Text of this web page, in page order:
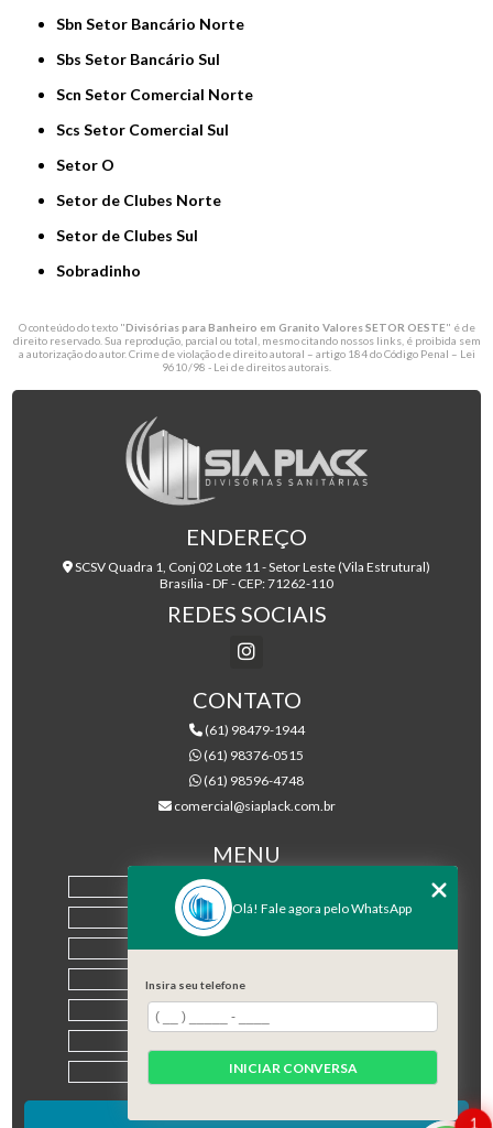
Sbn Setor Bancário Norte
Sbs Setor Bancário Sul
Scn Setor Comercial Norte
Scs Setor Comercial Sul
Setor O
Setor de Clubes Norte
Setor de Clubes Sul
Sobradinho
O conteúdo do texto "Divisórias para Banheiro em Granito Valores SETOR OESTE" é de
direito reservado. Sua reprodução, parcial ou total, mesmo citando nossos links, é proibida sem
a autorização do autor. Crime de violação de direito autoral – artigo 184 do Código Penal – Lei
9610/98 - Lei de direitos autorais
ENDEREÇO
SCSV Quadra 1, Conj 02 Lote 11 - Setor Leste (Vila Estrutural)
Brasília - DF - CEP: 71262-110
REDES SOCIAIS
CONTATO
(61) 98479-1944
(61) 98376-0515
(61) 98596-4748
comercial@siaplack.com.br
MENU
EMPRESA
PRODUTOS
MAPA DO SITE
1
Olá! Fale agora pelo WhatsApp
Insira seu telefone
INICIAR CONVERSA